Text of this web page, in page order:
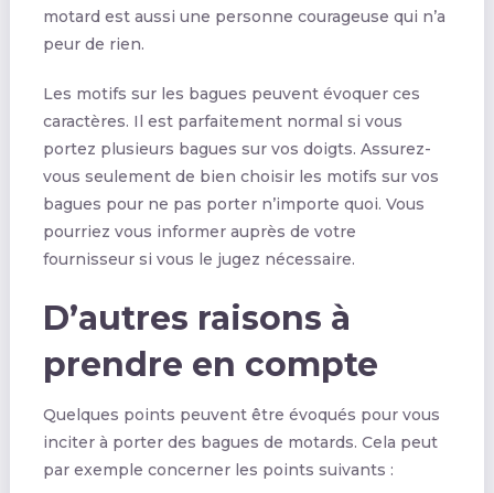
motard est aussi une personne courageuse qui n’a
peur de rien.
Les motifs sur les bagues peuvent évoquer ces
caractères. Il est parfaitement normal si vous
portez plusieurs bagues sur vos doigts. Assurez-
vous seulement de bien choisir les motifs sur vos
bagues pour ne pas porter n’importe quoi. Vous
pourriez vous informer auprès de votre
fournisseur si vous le jugez nécessaire.
D’autres raisons à
prendre en compte
Quelques points peuvent être évoqués pour vous
inciter à porter des bagues de motards. Cela peut
par exemple concerner les points suivants :